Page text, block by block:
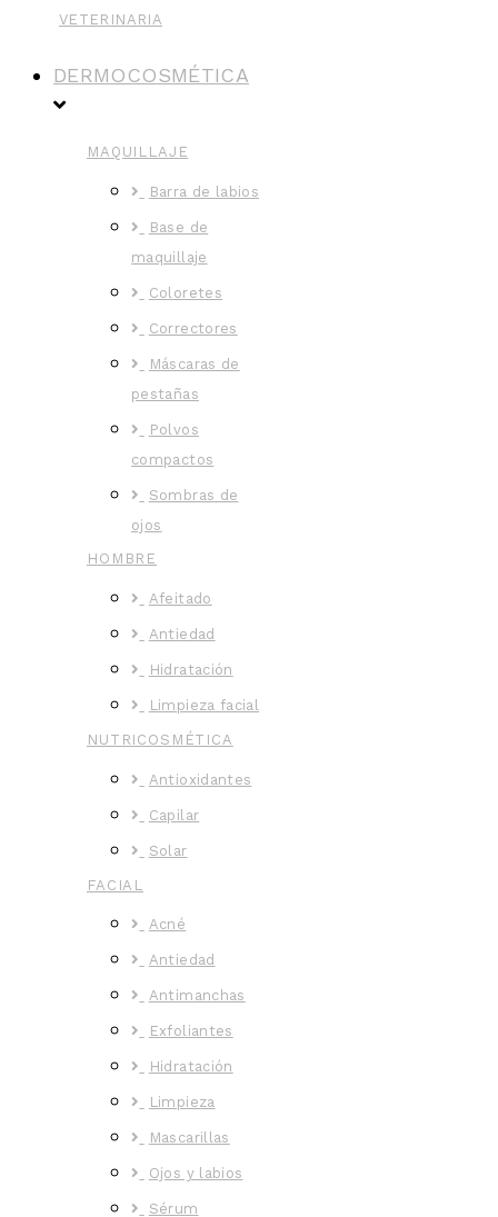
VETERINARIA
DERMOCOSMÉTICA
MAQUILLAJE
Barra de labios
Base de
maquillaje
Coloretes
Correctores
Máscaras de
pestañas
Polvos
compactos
Sombras de
ojos
HOMBRE
Afeitado
Antiedad
Hidratación
Limpieza facial
NUTRICOSMÉTICA
Antioxidantes
Capilar
Solar
FACIAL
Acné
Antiedad
Antimanchas
Exfoliantes
Hidratación
Limpieza
Mascarillas
Ojos y labios
Sérum